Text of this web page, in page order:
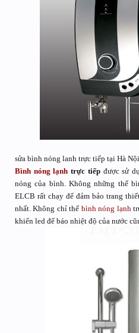
sửa bình nóng lanh trực tiếp tại Hà Nội
Bình nóng lạnh trực tiếpđược sử
nóng của bình. Không những thế
ELCB rất chạy để đảm bảo trang
nhất. Không chỉ thế bình nóng lạnh
khiển led để báo nhiệt độ của nước